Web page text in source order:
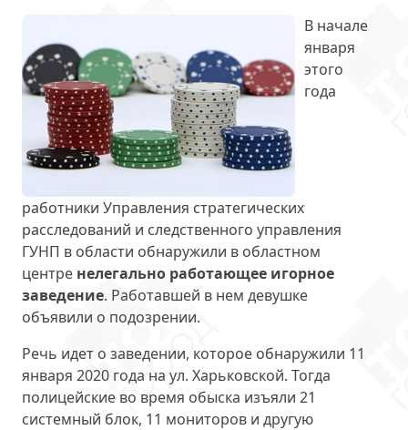
В начале
января
этого
года
работники Управления стратегических
расследований и следственного управления
ГУНП в области обнаружили в областном
центре нелегально работающее игорное
заведение. Работавшей в нем девушке
объявили о подозрении.
Речь идет о заведении, которое обнаружили 11
января 2020 года на ул. Харьковской. Тогда
полицейские во время обыска изъяли 21
системный блок, 11 мониторов и другую